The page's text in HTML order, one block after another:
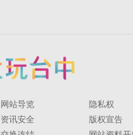
网站导览
隐私权
资讯安全
版权宣告